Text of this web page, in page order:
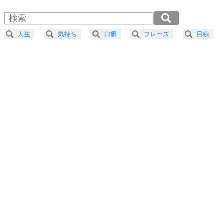
4 器の大きい人は、怒りを優しさで表現する。
プラス思考
2.0倍速 （466KB 1分59秒）
2.5倍速 （373KB 1分35秒）
3.0倍速 （311KB 1分19秒）
人生 気持ち 口癖 フレーズ 目線